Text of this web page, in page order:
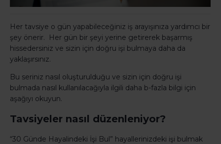
Her tavsiye o gün yapabileceğiniz iş arayışınıza yardımcı bir
şey önerir. Her gün bir şeyi yerine getirerek başarmış
hissedersiniz ve sizin için doğru işi bulmaya daha da
yaklaşırsınız.
Bu seriniz nasıl oluşturulduğu ve sizin için doğru işi
bulmada nasıl kullanılacağıyla ilgili daha b-fazla bilgi için
aşağıyı okuyun.
Tavsiyeler nasıl düzenleniyor?
“30 Günde Hayalindeki İşi Bul” hayallerinizdeki işi bulmak